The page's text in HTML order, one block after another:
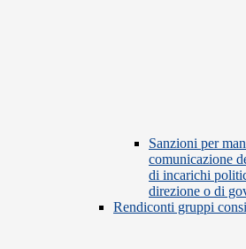
Sanzioni per
comunicazione
di incarichi
direzione o di
Rendiconti gruppi